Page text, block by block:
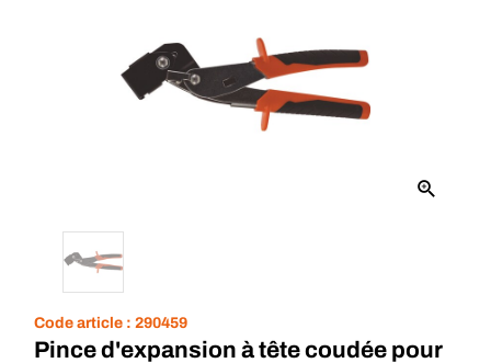
Code article : 290459
Pince d'expansion à tête coudée pour